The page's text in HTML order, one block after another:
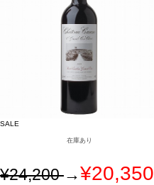
SALE
在庫あり
¥24,200→¥20,350